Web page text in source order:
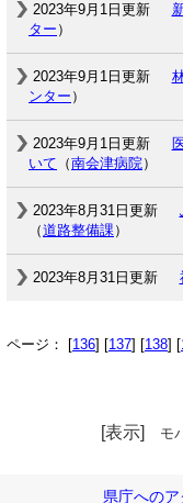
2023年9月1日更新
ター ）
2023年9月1日更新
ンター ）
2023年9月1日更新
いて （南会津病院）
2023年8月31日更新
（道路整備課）
2023年8月31日更新
ページ： [136] [137] [138] [
[表示] モ
県庁へのア